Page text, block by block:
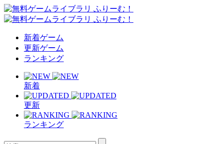
新着ゲーム
更新ゲーム
ランキング
新着
更新
ランキング